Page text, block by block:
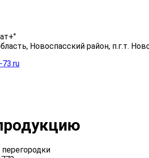
Новоспасский район, п.г.т.
73.ru